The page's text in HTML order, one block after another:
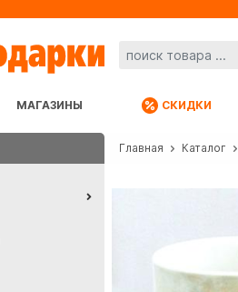
МАГАЗИНЫ СКИДКИ
Главная Каталог